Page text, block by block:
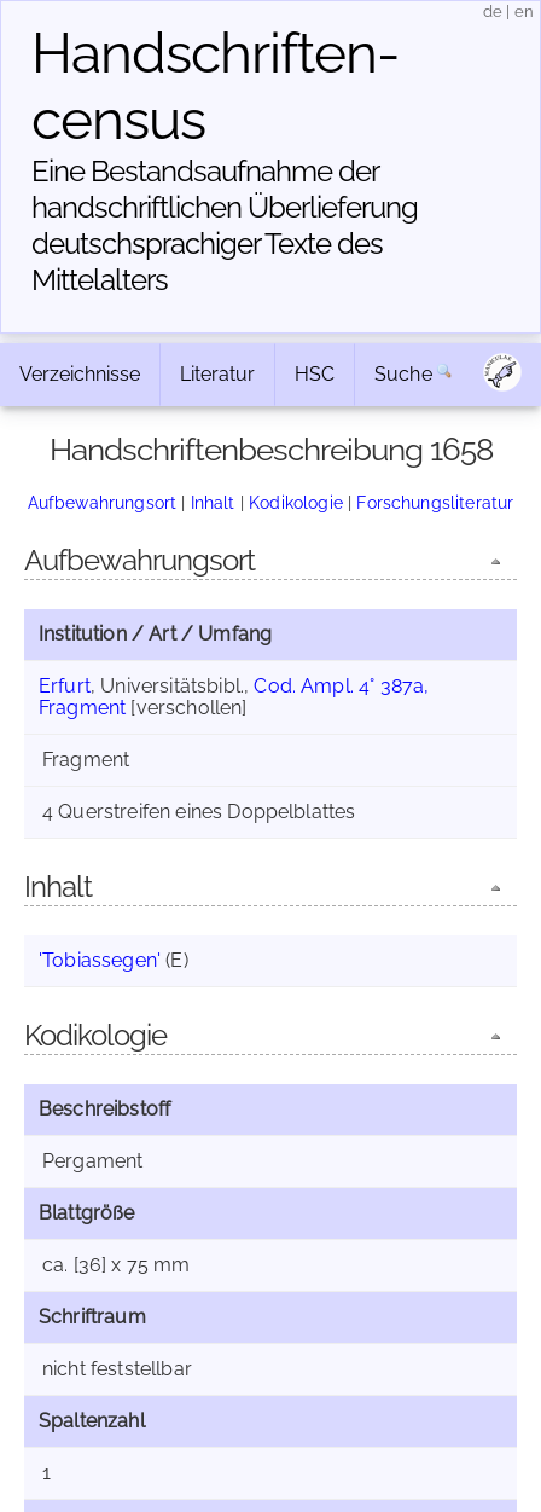
Handschriften­
census
Eine Bestandsaufnahme der
handschriftlichen Über­lieferung
deutschsprachiger Texte des
Mittelalters
de en
Verzeichnisse Literatur HSC Suche
Handschriftenbeschreibung 1658
Aufbewahrungsort | Inhalt | Kodikologie| Forschungsliteratur
Aufbewahrungsort
Institution / Art / Umfang
Erfurt, Universitätsbibl.,Cod. Ampl. 4° 387a,
Fragment [verschollen]
Fragment
4 Querstreifen eines Doppelblattes
Inhalt
'Tobiassegen' (E)
Kodikologie
Beschreibstoff
Pergament
Blattgröße
ca. [36] x 75 mm
Schriftraum
nicht feststellbar
Spaltenzahl
1